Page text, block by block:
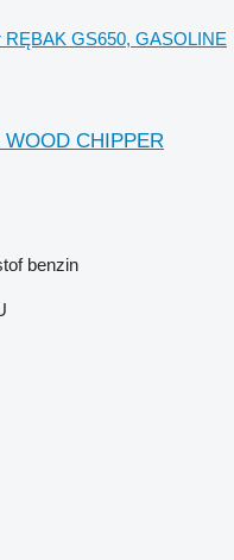
RĘBAK GS650, GASOLINE
CHIPPER
benzin